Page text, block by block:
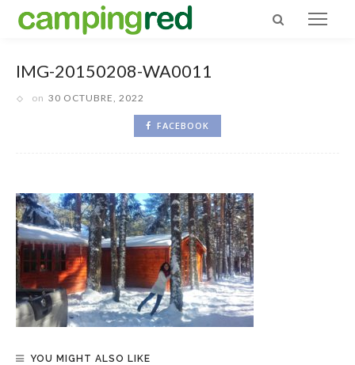
IMG-20150208-WA0011
on 30 OCTUBRE, 2022
FACEBOOK
YOU MIGHT ALSO LIKE